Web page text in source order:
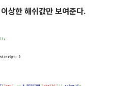
상한 해쉬값만 보여준다.